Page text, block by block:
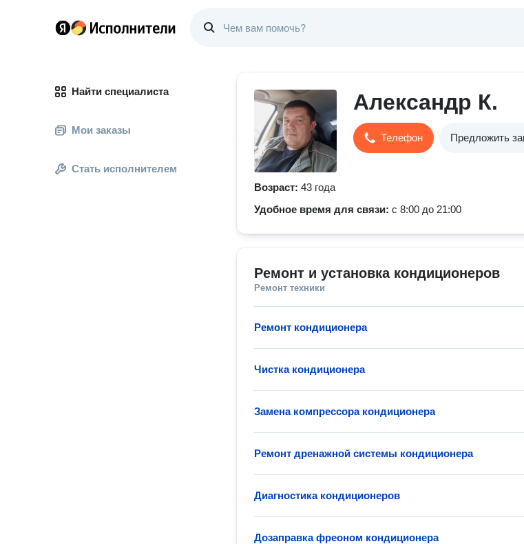
Найти специалиста
Мои заказы
Стать исполнителем
Александр К.
Телефон Предложить
Возраст: 43 года
Удобное время для связи: с 8:00 до 21:00
Ремонт и установка кондиционеров
Ремонт техники
Ремонт кондиционера
Чистка кондиционера
Замена компрессора кондиционера
Ремонт дренажной системы кондиционера
Диагностика кондиционеров
Дозаправка фреоном кондиционера